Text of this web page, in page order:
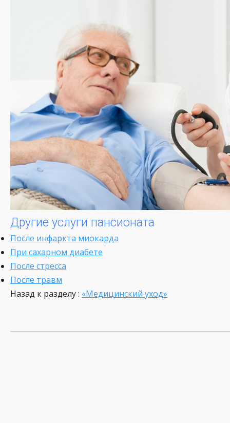
Другие услуги пансионата
После инфаркта миокарда
При сахарном диабете
После стресса
После травм
Назад к разделу : «Медицинский уход»